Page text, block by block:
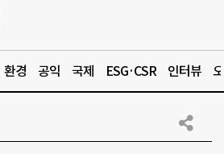
환경 공익 국제 ESG·CSR 인터뷰